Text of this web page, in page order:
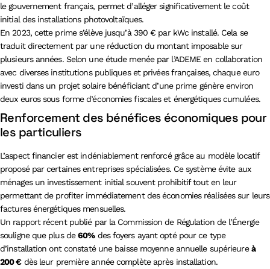
le gouvernement français, permet d’alléger significativement le coût
initial des installations photovoltaïques.
En 2023, cette prime s’élève jusqu’à 390 € par kWc installé. Cela se
traduit directement par une réduction du montant imposable sur
plusieurs années. Selon une étude menée par l’ADEME en collaboration
avec diverses institutions publiques et privées françaises, chaque euro
investi dans un projet solaire bénéficiant d’une prime génère environ
deux euros sous forme d’économies fiscales et énergétiques cumulées.
Renforcement des bénéfices économiques pour
les particuliers
L’aspect financier est indéniablement renforcé grâce au modèle locatif
proposé par certaines entreprises spécialisées. Ce système évite aux
ménages un investissement initial souvent prohibitif tout en leur
permettant de profiter immédiatement des économies réalisées sur leurs
factures énergétiques mensuelles.
Un rapport récent publié par la Commission de Régulation de l’Énergie
souligne que plus de60%des foyers ayant opté pour ce type
d’installation ont constaté une baisse moyenne annuelle supérieureà
200 €dès leur première année complète après installation.